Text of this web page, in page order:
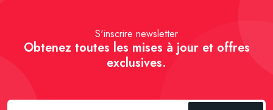
S'inscrire newsletter
Obtenez toutes les mises à jour et offres
exclusives.